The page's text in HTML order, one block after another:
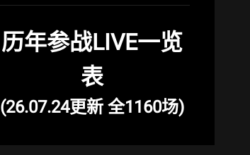
历年参战LIVE一览
表
(26.07.24更新 全1160场)